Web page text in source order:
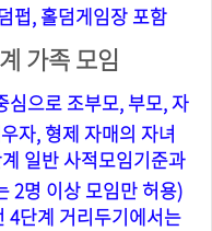
펍, 홀덤게임장 포함
가족 모임
심으로 조부모, 부모, 자
자, 형제 자매의 자녀
일반 사적모임기준과
2명 이상 모임만 허용)
4단계 거리두기에서는